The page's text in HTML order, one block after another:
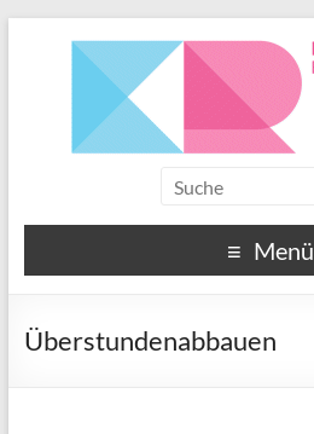
Menü
Überstundenabbauen